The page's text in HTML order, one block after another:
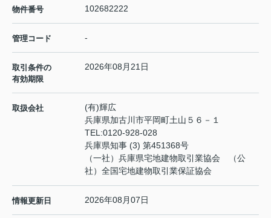
物件番号 102682222
管理コード -
取引条件の
有効期限
2026年08月21日
取扱会社
(有)輝広
兵庫県加古川市平岡町土山５６－１
TEL:0120-928-028
兵庫県知事 (3) 第451368号
（一社）兵庫県宅地建物取引業協会 （公
社）全国宅地建物取引業保証協会
情報更新日 2026年08月07日